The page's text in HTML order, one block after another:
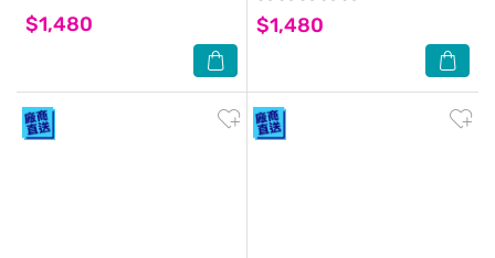
$1,480 $1,480